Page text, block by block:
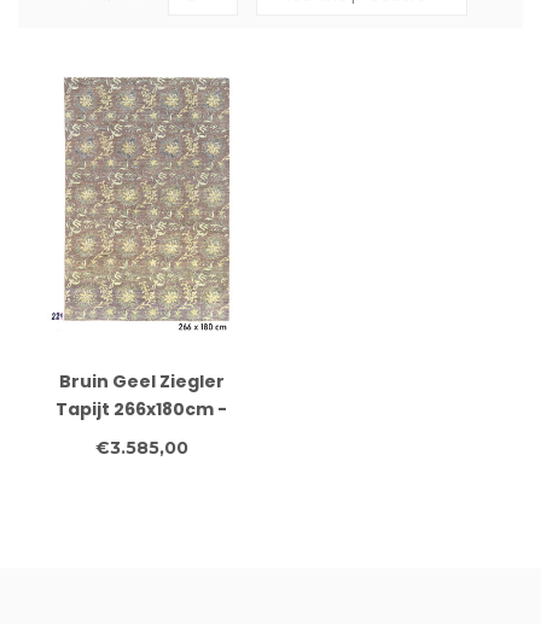
Bruin Geel Ziegler
Tapijt 266x180cm -
Handgeknoopt Wol
€3.585,00